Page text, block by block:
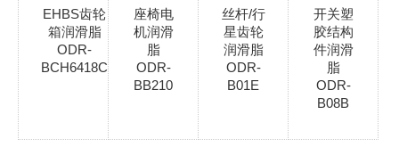
EHBS齿轮
箱润滑脂
ODR-
BCH6418C
座椅电
机润滑
脂
ODR-
BB210
丝杆/行
星齿轮
润滑脂
ODR-
B01E
开关塑
胶结构
件润滑
脂
ODR-
B08B